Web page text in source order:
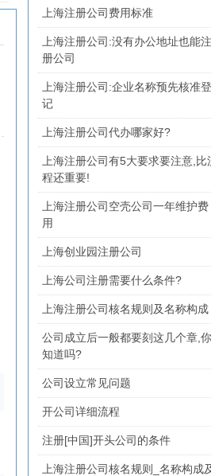
上海注册公司费用标准
上海注册公司:没有办公地址也能注
册公司
上海注册公司:企业名称预先核准登
记
上海注册公司代办哪家好?
上海注册公司有5大要求要注意,比
程还重要!
上海注册公司空壳公司一年维护费
用
上海创业园注册公司
上海公司注册需要什么条件?
上海注册公司核名规则及名称构成
公司成立后一般都要刻这几个章,你
知道吗?
公司设立常见问题
开公司详细流程
注册[中国]开头公司的条件
上海注册公司核名规则_名称构成